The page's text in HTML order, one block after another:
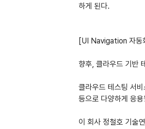
하게 된다.
[UI Navigation 자동
향후, 클라우드 기반
클라우드 테스팅 서
등으로 다양하게 응
이 회사 정철호 기술